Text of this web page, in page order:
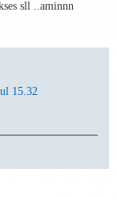
sll ..aminnn
15.32